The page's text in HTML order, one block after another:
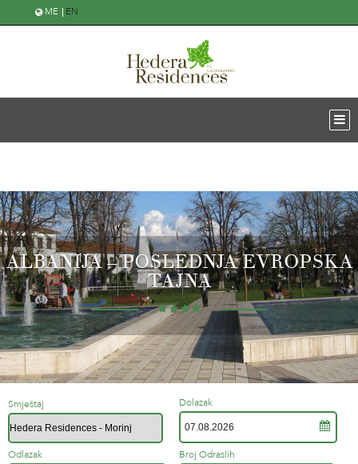
ME EN
ALBANIJA – POSLEDNJA EVROPSKA
TAJNA
Smještaj Dolazak
Odlazak Broj Odraslih